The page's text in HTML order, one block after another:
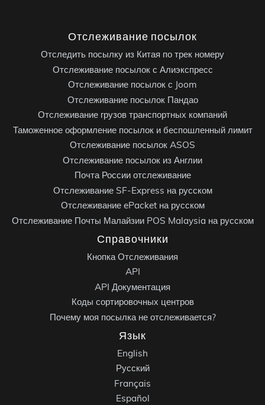
Отслеживание посылок
Отследить посылку из Китая по трек номеру
Отслеживание посылок с Алиэкспресс
Отслеживание посылок с Joom
Отслеживание посылок Пандао
Отслеживание грузов транспортных компаний
Таможенное оформление посылок и беспошленный лимит
Отслеживание посылок ASOS
Отслеживание посылок из Англии
Почта России отслеживание
Отслеживание SF-Express на русском
Отслеживание ePacket на русском
Отслеживание Почты Малайзии POS Malaysia на русском
Справочники
Кнопка Отслеживания
API
API Документация
Коды сортировочных центров
Почему моя посылка не отслеживается?
Язык
English
Русский
Français
Español